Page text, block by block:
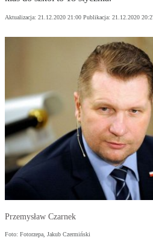
Aktualizacja: 21.12.2020 21:00 Publikacja: 21.12.2020
Przemysław Czarnek
Foto: Fotorzepa, Jakub Czermiński